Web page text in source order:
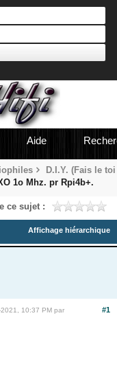
Aide
D.I.Y. (Fais le toi
1o Mhz. pr Rpi4b+.
ce sujet :
Affichage hiérarchique
#1
10:37 PM par